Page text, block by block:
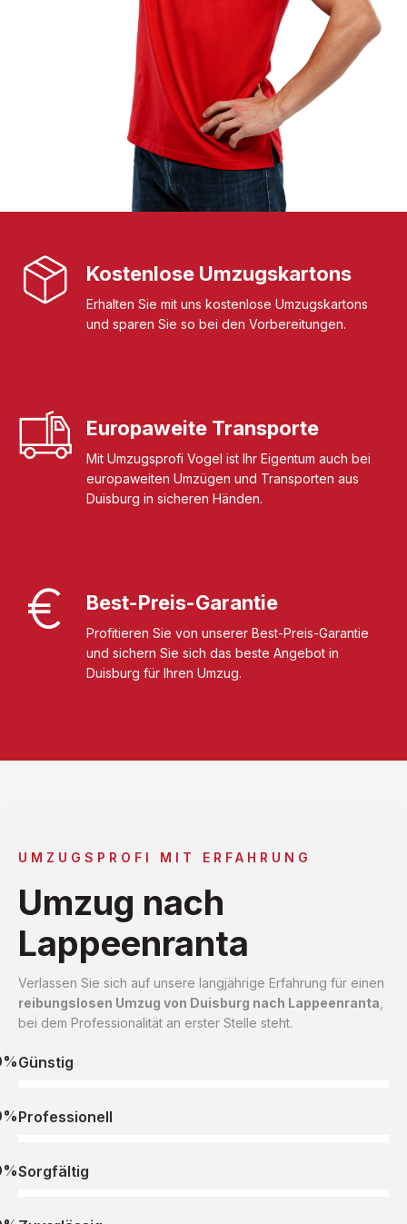
Kostenlose Umzugskartons
Erhalten Sie mit uns kostenlose Umzugskartons
und sparen Sie so bei den Vorbereitungen.
Europaweite Transporte
Mit Umzugsprofi Vogel ist Ihr Eigentum auch bei
europaweiten Umzügen und Transporten aus
Duisburg in sicheren Händen.
Best-Preis-Garantie
Profitieren Sie von unserer Best-Preis-Garantie
und sichern Sie sich das beste Angebot in
Duisburg für Ihren Umzug.
UMZUGSPROFI MIT ERFAHRUNG
Umzug nach
Lappeenranta
Verlassen Sie sich auf unsere langjährige Erfahrung für einen
reibungslosen Umzug von Duisburg nach Lappeenranta
bei dem Professionalität an erster Stelle steht.
Günstig
Professionell
Sorgfältig